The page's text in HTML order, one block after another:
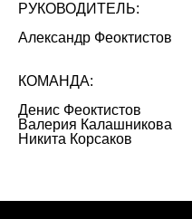
РУКОВОДИТЕЛЬ:
Александр Феоктистов
КОМАНДА:
Денис Феоктистов
Валерия Калашникова
Никита Корсаков